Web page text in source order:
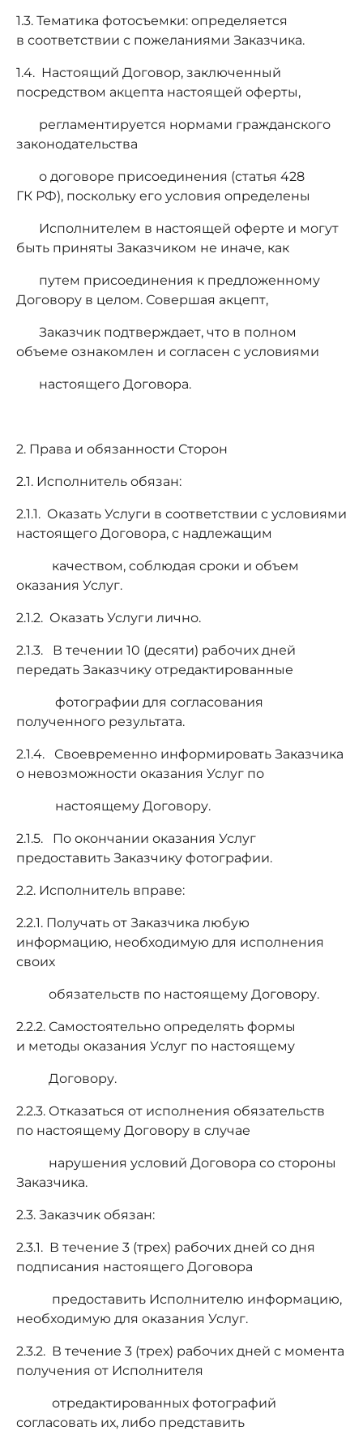
1.3. Тематика фотосъемки: определяется
в соответствии с пожеланиями Заказчика.
1.4. Настоящий Договор, заключенный
посредством акцепта настоящей оферты,
регламентируется нормами гражданского
законодательства
о договоре присоединения (статья 428
ГК РФ), поскольку его условия определены
Исполнителем в настоящей оферте и могут
быть приняты Заказчиком не иначе, как
путем присоединения к предложенному
Договору в целом. Совершая акцепт,
Заказчик подтверждает, что в полном
объеме ознакомлен и согласен с условиями
настоящего Договора.
2. Права и обязанности Сторон
2.1. Исполнитель обязан:
2.1.1. Оказать Услуги в соответствии с условиями
настоящего Договора, с надлежащим
качеством, соблюдая сроки и объем
оказания Услуг.
2.1.2. Оказать Услуги лично.
2.1.3. В течении 10 (десяти) рабочих дней
передать Заказчику отредактированные
фотографии для согласования
полученного результата.
2.1.4. Своевременно информировать Заказчика
о невозможности оказания Услуг по
настоящему Договору.
2.1.5. По окончании оказания Услуг
предоставить Заказчику фотографии.
2.2. Исполнитель вправе:
2.2.1. Получать от Заказчика любую
информацию, необходимую для исполнения
своих
обязательств по настоящему Договору.
2.2.2. Самостоятельно определять формы
и методы оказания Услуг по настоящему
Договору.
2.2.3. Отказаться от исполнения обязательств
по настоящему Договору в случае
нарушения условий Договора со стороны
Заказчика.
2.3. Заказчик обязан:
2.3.1. В течение 3 (трех) рабочих дней со дня
подписания настоящего Договора
предоставить Исполнителю информацию,
необходимую для оказания Услуг.
2.3.2. В течение 3 (трех) рабочих дней с момента
получения от Исполнителя
отредактированных фотографий
согласовать их, либо представить